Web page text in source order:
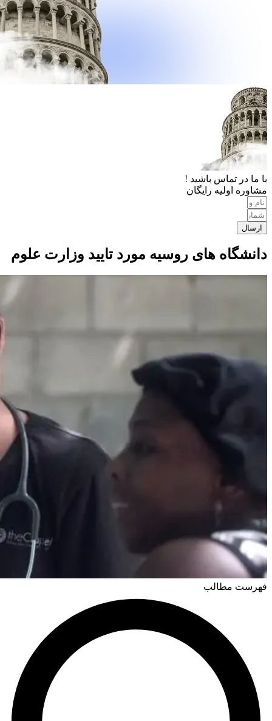
با ما در تماس باشید !
مشاوره اولیه رایگان
ارسال
دانشگاه های روسیه مورد تایید وزارت علوم
فهرست مطالب